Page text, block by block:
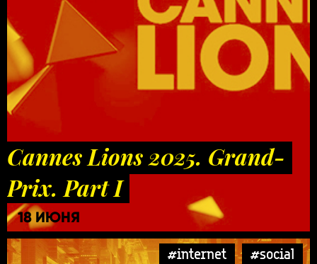
Cannes Lions 2025. Grand-
Prix. Part I
18 ИЮНЯ
#internet #social